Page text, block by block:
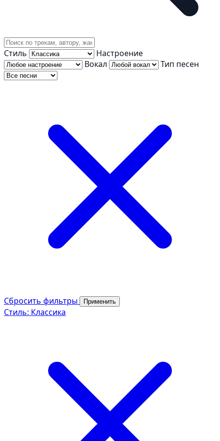
Стиль
Настроение
Вокал
Тип песен
Сбросить фильтры Применить
Стиль: Классика